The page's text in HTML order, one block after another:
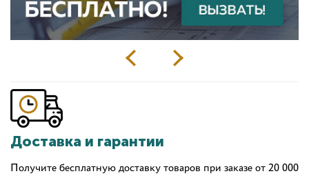
Доставка и гарантии
Получите бесплатную доставку товаров при заказе от 20 000